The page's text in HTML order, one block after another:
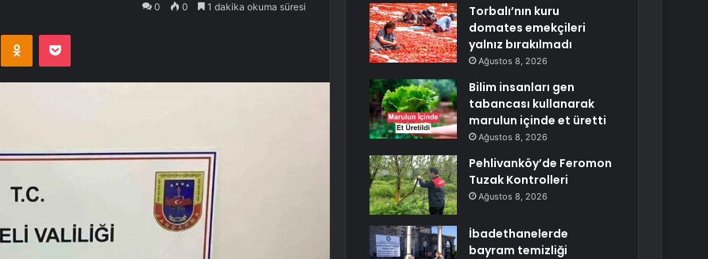
0 0 1 dakika okuma süresi
Odnoklassniki
Pocket
Torbalı’nın kuru
domates emekçileri
yalnız bırakılmadı
Ağustos 8, 2026
Bilim insanları gen
tabancası kullanarak
marulun içinde et üretti
Ağustos 8, 2026
Pehlivanköy’de Feromon
Tuzak Kontrolleri
Ağustos 8, 2026
İbadethanelerde
bayram temizliği